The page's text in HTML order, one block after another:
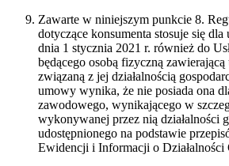
Zawarte w niniejszym punkcie 8.
dotyczące konsumenta stosuje się
dnia 1 stycznia 2021 r. również do
będącego osobą fizyczną
związaną z jej działalnością
umowy wynika, że nie posiada ona
zawodowego, wynikającego w
wykonywanej przez nią działalności
udostępnionego na podstawie
Ewidencji i Informacji o Działalności